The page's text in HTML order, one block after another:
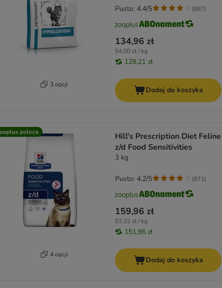
3 opcji
134,96 zł
54,00 zł / kg
128,21 zł
Pusto: 4.4/5 (887)
Dodaj do koszyka
poleca
4 opcji
Hill's Prescription Diet Feline
z/d Food Sensitivities
3 kg
159,96 zł
53,32 zł / kg
151,96 zł
Pusto: 4.2/5 (871)
Dodaj do koszyka